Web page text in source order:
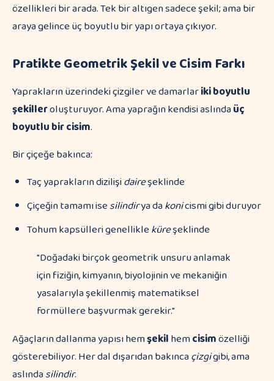
özellikleri bir arada. Tek bir altıgen sadece şekil; ama bir
araya gelince üç boyutlu bir yapı ortaya çıkıyor.
Pratikte Geometrik Şekil ve Cisim Farkı
Yaprakların üzerindeki çizgiler ve damarlariki boyutlu
şekilleroluşturuyor. Ama yaprağın kendisi aslındaüç
boyutlu bir cisim.
Bir çiçeğe bakınca:
Taç yaprakların dizilişidaireşeklinde
Çiçeğin tamamı isesilindirya dakonicismi gibi duruyor
Tohum kapsülleri genellikleküreşeklinde
"Doğadaki birçok geometrik unsuru anlamak
için fiziğin, kimyanın, biyolojinin ve mekaniğin
yasalarıyla şekillenmiş matematiksel
formüllere başvurmak gerekir."
Ağaçların dallanma yapısı hemşekilhemcisimözelliği
gösterebiliyor. Her dal dışarıdan bakıncaçizgigibi, ama
aslındasilindir.